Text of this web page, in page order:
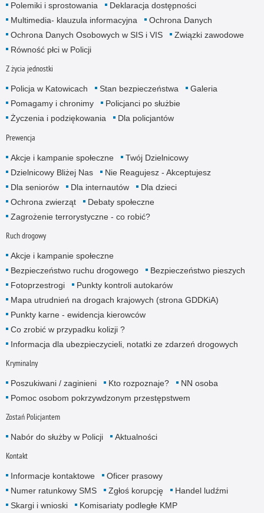
Polemiki i sprostowania
Deklaracja dostępności
Multimedia- klauzula informacyjna
Ochrona Danych
Ochrona Danych Osobowych w SIS i VIS
Związki zawodowe
Równość płci w Policji
Z życia jednostki
Policja w Katowicach Stan bezpieczeństwa
Galeria
Pomagamy i chronimy
Policjanci po służbie
Życzenia i podziękowania
Dla policjantów
Prewencja
Akcje i kampanie społeczne
Twój Dzielnicowy
Dzielnicowy Bliżej Nas
Nie Reagujesz - Akceptujesz
Dla seniorów
Dla internautów
Dla dzieci
Ochrona zwierząt
Debaty społeczne
Zagrożenie terrorystyczne - co robić?
Ruch drogowy
Akcje i kampanie społeczne
Bezpieczeństwo ruchu drogowego
Bezpieczeństwo pieszych
Fotoprzestrogi
Punkty kontroli autokarów
Mapa utrudnień na drogach krajowych (strona GDDKiA)
Punkty karne - ewidencja kierowców
Co zrobić w przypadku kolizji ?
Informacja dla ubezpieczycieli, notatki ze zdarzeń drogowych
Kryminalny
Poszukiwani / zaginieni Kto rozpoznaje?
NN osoba
Pomoc osobom pokrzywdzonym przestępstwem
Zostań Policjantem
Nabór do służby w Policji Aktualności
Kontakt
Informacje kontaktowe
Oficer prasowy
Numer ratunkowy SMS
Zgłoś korupcję
Handel ludźmi
Skargi i wnioski
Komisariaty podległe KMP